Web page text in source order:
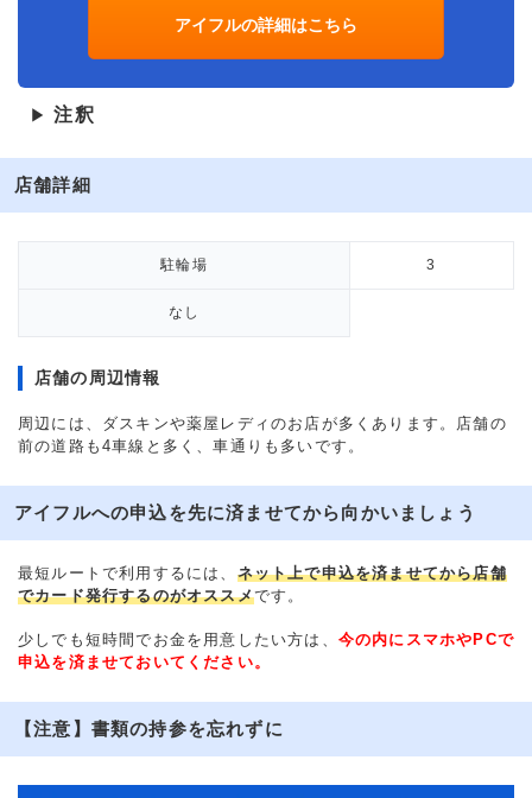
アイフルの詳細はこちら
▶ 注釈
店舗詳細
駐輪場 3
なし
店舗の周辺情報
周辺には、ダスキンや薬屋レディのお店が多くあります。店舗の
前の道路も4車線と多く、車通りも多いです。
アイフルへの申込を先に済ませてから向かいましょう
最短ルートで利用するには、 ネット上で申込を済ませてから店舗
でカード発行するのがオススメです。
少しでも短時間でお金を用意したい方は、 今の内にスマホやPCで
申込を済ませておいてください。
【注意】書類の持参を忘れずに